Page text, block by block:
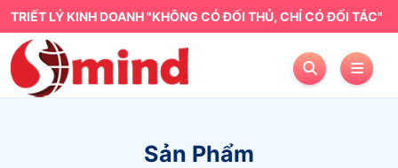
TRIẾT LÝ KINH DOANH "KHÔNG CÓ ĐỐI THỦ, CHỈ CÓ ĐỐI TÁC"
Sản Phẩm